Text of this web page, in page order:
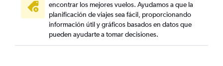
encontrar los mejores vuelos. Ayudamos a que la
planificación de viajes sea fácil, proporcionando
información útil y gráficos basados en datos que
pueden ayudarte a tomar decisiones.